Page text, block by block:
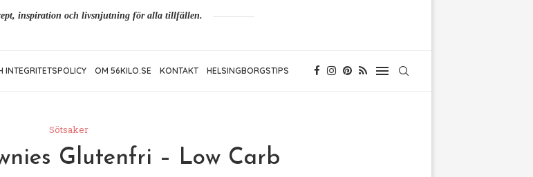
inspiration och livsnjutning för alla tillfällen.
INTEGRITETSPOLICY OM 56KILO.SE KONTAKT HELSINGBORGSTIPS
Sötsaker
Glutenfri – Low Carb